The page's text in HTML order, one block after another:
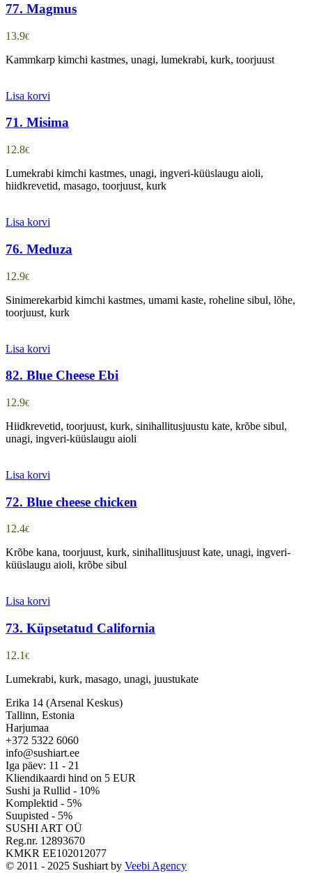
77. Magmus
13.9€
Kammkarp kimchi kastmes, unagi, lumekrabi, kurk, toorjuust
Lisa korvi
71. Misima
12.8€
Lumekrabi kimchi kastmes, unagi, ingveri-küüslaugu aioli,
hiidkrevetid, masago, toorjuust, kurk
Lisa korvi
76. Meduza
12.9€
Sinimerekarbid kimchi kastmes, umami kaste, roheline sibul, lõhe,
toorjuust, kurk
Lisa korvi
82. Blue Cheese Ebi
12.9€
Hiidkrevetid, toorjuust, kurk, sinihallitusjuustu kate, krõbe sibul,
unagi, ingveri-küüslaugu aioli
Lisa korvi
72. Blue cheese chicken
12.4€
Krõbe kana, toorjuust, kurk, sinihallitusjuust kate, unagi, ingveri-
küüslaugu aioli, krõbe sibul
Lisa korvi
73. Küpsetatud California
12.1 €
Lumekrabi, kurk, masago, unagi, juustukate
Erika 14 (Arsenal Keskus)
Tallinn, Estonia
Harjumaa
+372 5322 6060
info@sushiart.ee
Iga päev: 11 - 21
Kliendikaardi hind on 5 EUR
Sushi ja Rullid - 10%
Komplektid - 5%
Suupisted - 5%
SUSHI ART OÜ
Reg.nr. 12893670
KMKR EE102012077
© 2011 - 2025 Sushiart by Veebi Agency